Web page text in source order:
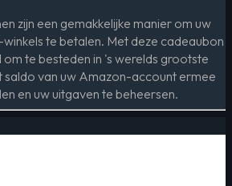
zijn een gemakkelijke manier om uw
te betalen. Met deze cadeaubon
te besteden in 's werelds grootste
saldo van uw Amazon-account ermee
en uw uitgaven te beheersen.